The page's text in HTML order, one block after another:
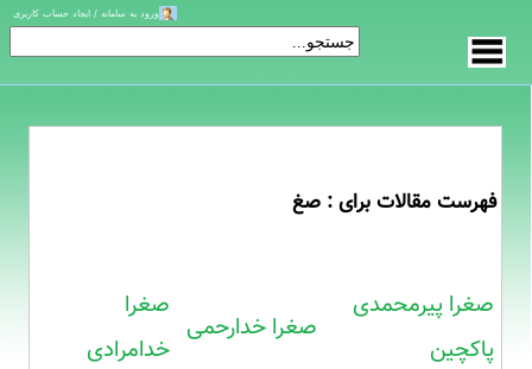
فهرست مقالات برای : صغ
صغرا پیرمحمدی
پاکچین
صغرا خدارحمی
صغرا
خدامرادی
ورود به سامانه / ایجاد حساب کاربری